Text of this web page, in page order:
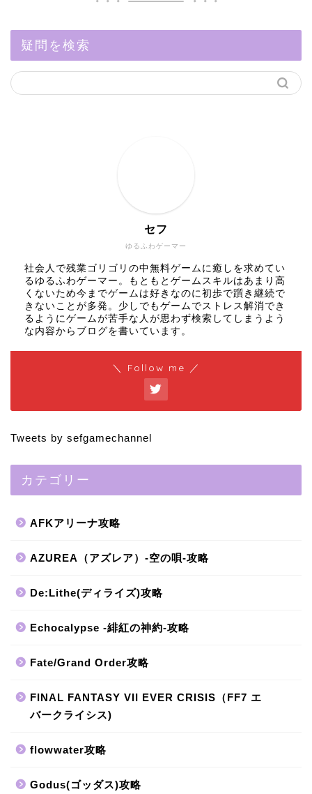
疑問を検索
ゆるふわゲーマー
セフ
社会人で残業ゴリゴリの中無料ゲームに癒しを求めてい
るゆるふわゲーマー。もともとゲームスキルはあまり高
くないため今までゲームは好きなのに初歩で躓き継続で
きないことが多発。少しでもゲームでストレス解消でき
るようにゲームが苦手な人が思わず検索してしまうよう
な内容からブログを書いています。
＼ Follow me ／
Tweets by sefgamechannel
カテゴリー
AFKアリーナ攻略
AZUREA（アズレア）-空の唄-攻略
De:Lithe(ディライズ)攻略
Echocalypse -緋紅の神約-攻略
Fate/Grand Order攻略
FINAL FANTASY VII EVER CRISIS（FF7 エ
バークライシス)
flowwater攻略
Godus(ゴッダス)攻略